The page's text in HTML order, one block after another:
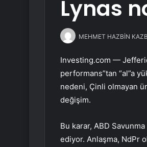
Lynas
MEHMET HAZBİN
Investing.com —
performans”tan “al”a
nedeni, Çinli olmayan
değişim.
Bu karar, ABD Savunma
ediyor. Anlaşma, NdPr